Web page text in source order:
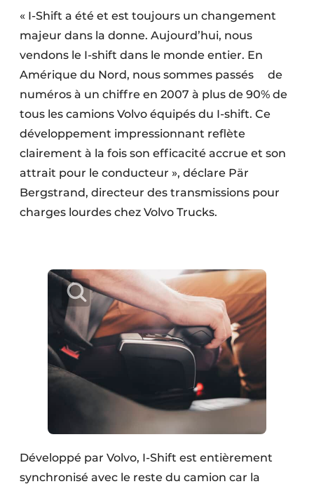
« I-Shift a été et est toujours un changement
majeur dans la donne. Aujourd’hui, nous
vendons le I-shift dans le monde entier. En
Amérique du Nord, nous sommes passés de
numéros à un chiffre en 2007 à plus de 90% de
tous les camions Volvo équipés du I-shift. Ce
développement impressionnant reflète
clairement à la fois son efficacité accrue et son
attrait pour le conducteur », déclare Pär
Bergstrand, directeur des transmissions pour
charges lourdes chez Volvo Trucks.
Développé par Volvo, I-Shift est entièrement
synchronisé avec le reste du camion car la